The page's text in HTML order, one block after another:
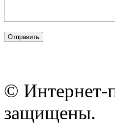
© Интернет-
защищены.